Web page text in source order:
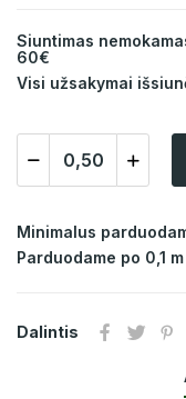
Siuntimas
60€
Visi užsakymai
Minimalus
Parduodame po 0,1 m
Dalintis